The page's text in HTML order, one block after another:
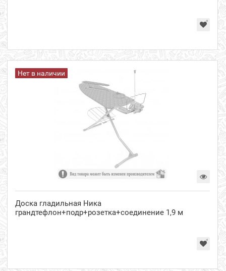
Нет в наличии
Доска гладильная Ника
грандтефлон+подр+розетка+соединение 1,9 м